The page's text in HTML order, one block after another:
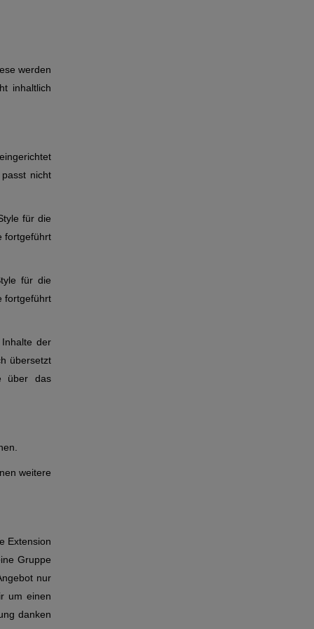
werden
inhaltlich
nicht
für die
fortgeführt
für die
fortgeführt
der
übersetzt
über das
weitere
Extension
Gruppe
nur
um einen
danken